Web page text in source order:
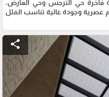
فاخرة حي النرجس وحي العارض،
وجودة عالية تناسب الفلل
share